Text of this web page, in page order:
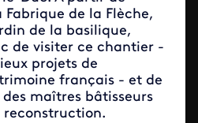
de la Flèche,
de la basilique,
de visiter ce chantier -
projets de
français - et de
maîtres bâtisseurs